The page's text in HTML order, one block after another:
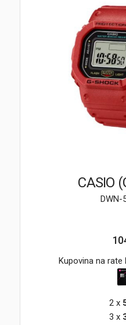
POKLON VAUČER
CASIO
DWN-
Kupovina na rate
2 x
3 x